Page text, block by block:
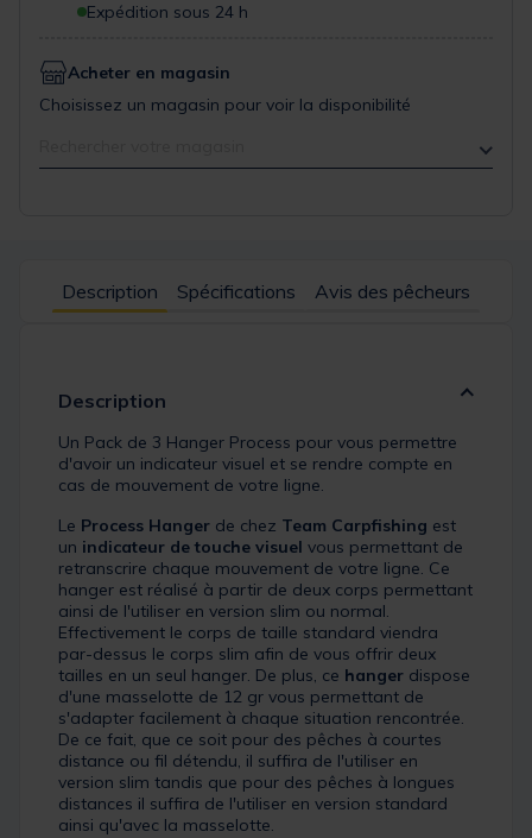
Expédition sous 24 h
Acheter en magasin
Choisissez un magasin pour voir la disponibilité
Description Spécifications Avis des pêcheurs
Description
Un Pack de 3 Hanger Process pour vous permettre
d'avoir un indicateur visuel et se rendre compte en
cas de mouvement de votre ligne.
Le Process Hanger de chez Team Carpfishing est
un indicateur de touche visuel vous permettant de
retranscrire chaque mouvement de votre ligne. Ce
hanger est réalisé à partir de deux corps permettant
ainsi de l'utiliser en version slim ou normal.
Effectivement le corps de taille standard viendra
par-dessus le corps slim afin de vous offrir deux
tailles en un seul hanger. De plus, ce hanger dispose
d'une masselotte de 12 gr vous permettant de
s'adapter facilement à chaque situation rencontrée.
De ce fait, que ce soit pour des pêches à courtes
distance ou fil détendu, il suffira de l'utiliser en
version slim tandis que pour des pêches à longues
distances il suffira de l'utiliser en version standard
ainsi qu'avec la masselotte.